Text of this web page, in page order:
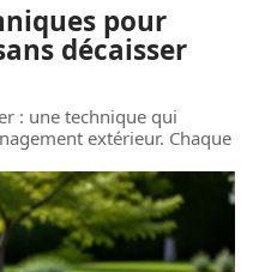
pour
décaisser
: une technique qui
extérieur. Chaque